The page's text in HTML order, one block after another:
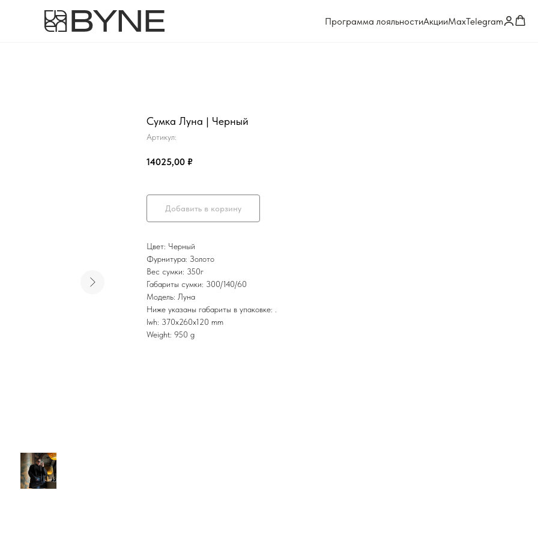
Программа лояльностиАкцииMaxTelegram
Сумка Луна | Черный
Артикул:
14025,00 ₽
Добавить в корзину
Цвет: Черный
Фурнитура: Золото
Вес сумки: 350г
Габариты сумки: 300/140/60
Модель: Луна
Ниже указаны габариты в упаковке: .
lwh: 370x260x120 mm
Weight: 950 g